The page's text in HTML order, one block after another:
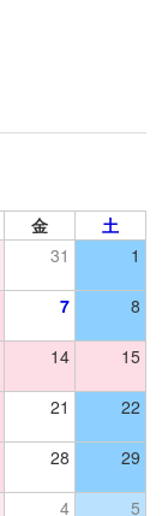
金
土
31 1
7 8
14 15
21 22
28 29
4 5